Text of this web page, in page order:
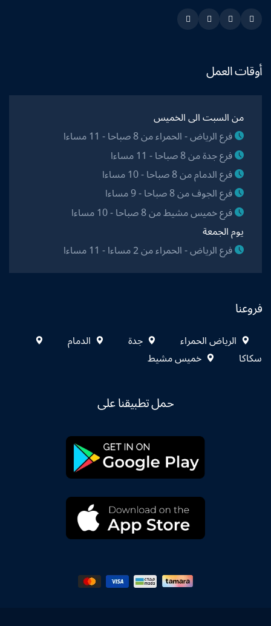
Snapchat
Twitter
Linkedin
Instagram
أوقات العمل
من السبت الى الخميس
فرع الرياض - الحمراء من 8 صباحا - 11 مساءا
فرع جدة من 8 صباحا - 11 مساءا
فرع الدمام من 8 صباحا - 10 مساءا
فرع الجوف من 8 صباحا - 9 مساءا
فرع خميس مشيط من 8 صباحا - 10 مساءا
يوم الجمعة
فرع الرياض - الحمراء من 2 مساءا - 11 مساءا
فروعنا
الرياض الحمراء جدة
الدمام
سكاكا
خميس مشيط
حمل تطبيقنا على